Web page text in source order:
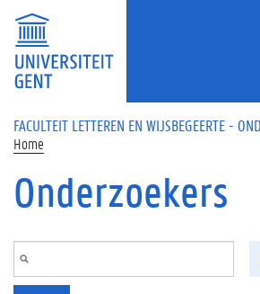
Overslaan en naar de inhoud gaan
FACULTEIT LETTEREN EN WIJSBEGEERTE -
Home
Onderzoekers